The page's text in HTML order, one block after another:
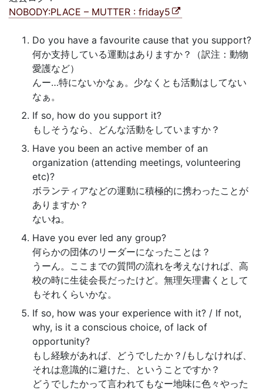
NOBODY:PLACE – MUTTER : friday5
Do you have a favourite cause that you support?
何か支持している運動はありますか？（訳注：動物
愛護など）
んー…特にないかなぁ。少なくとも活動はしてない
なぁ。
If so, how do you support it?
もしそうなら、どんな活動をしていますか？
Have you been an active member of an
organization (attending meetings, volunteering
etc)?
ボランティアなどの運動に積極的に携わったことが
ありますか？
ないね。
Have you ever led any group?
何らかの団体のリーダーになったことは？
うーん。ここまでの質問の流れを考えなければ、高
校の時に生徒会長だったけど。無理矢理書くとして
もそれくらいかな。
If so, how was your experience with it? / If not,
why, is it a conscious choice, of lack of
opportunity?
もし経験があれば、どうでしたか？/もしなければ、
それは意識的に避けた、ということですか？
どうでしたかって言われてもなー地味に色々やった